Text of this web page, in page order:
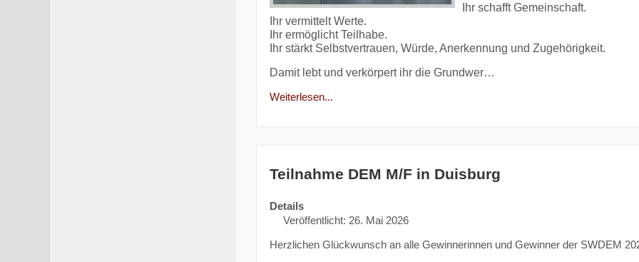
Ihr schafft Gemeinschaft.
Ihr vermittelt Werte.
Ihr ermöglicht Teilhabe.
Ihr stärkt Selbstvertrauen, Würde, Anerkennung und Zugehörigkeit.
Damit lebt und verkörpert ihr die Grundwer…
Weiterlesen...
Teilnahme DEM M/F in Duisburg
Details
Veröffentlicht: 26. Mai 2026
Herzlichen Glückwunsch an alle Gewinnerinnen und Gewinner der SWDEM